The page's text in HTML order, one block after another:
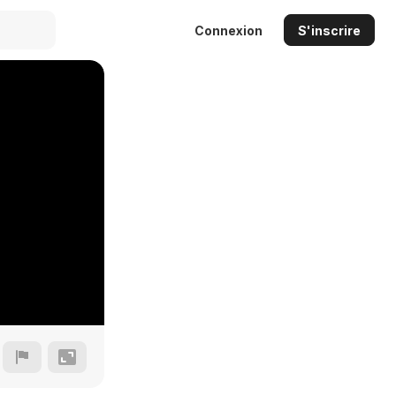
Connexion S'inscrire